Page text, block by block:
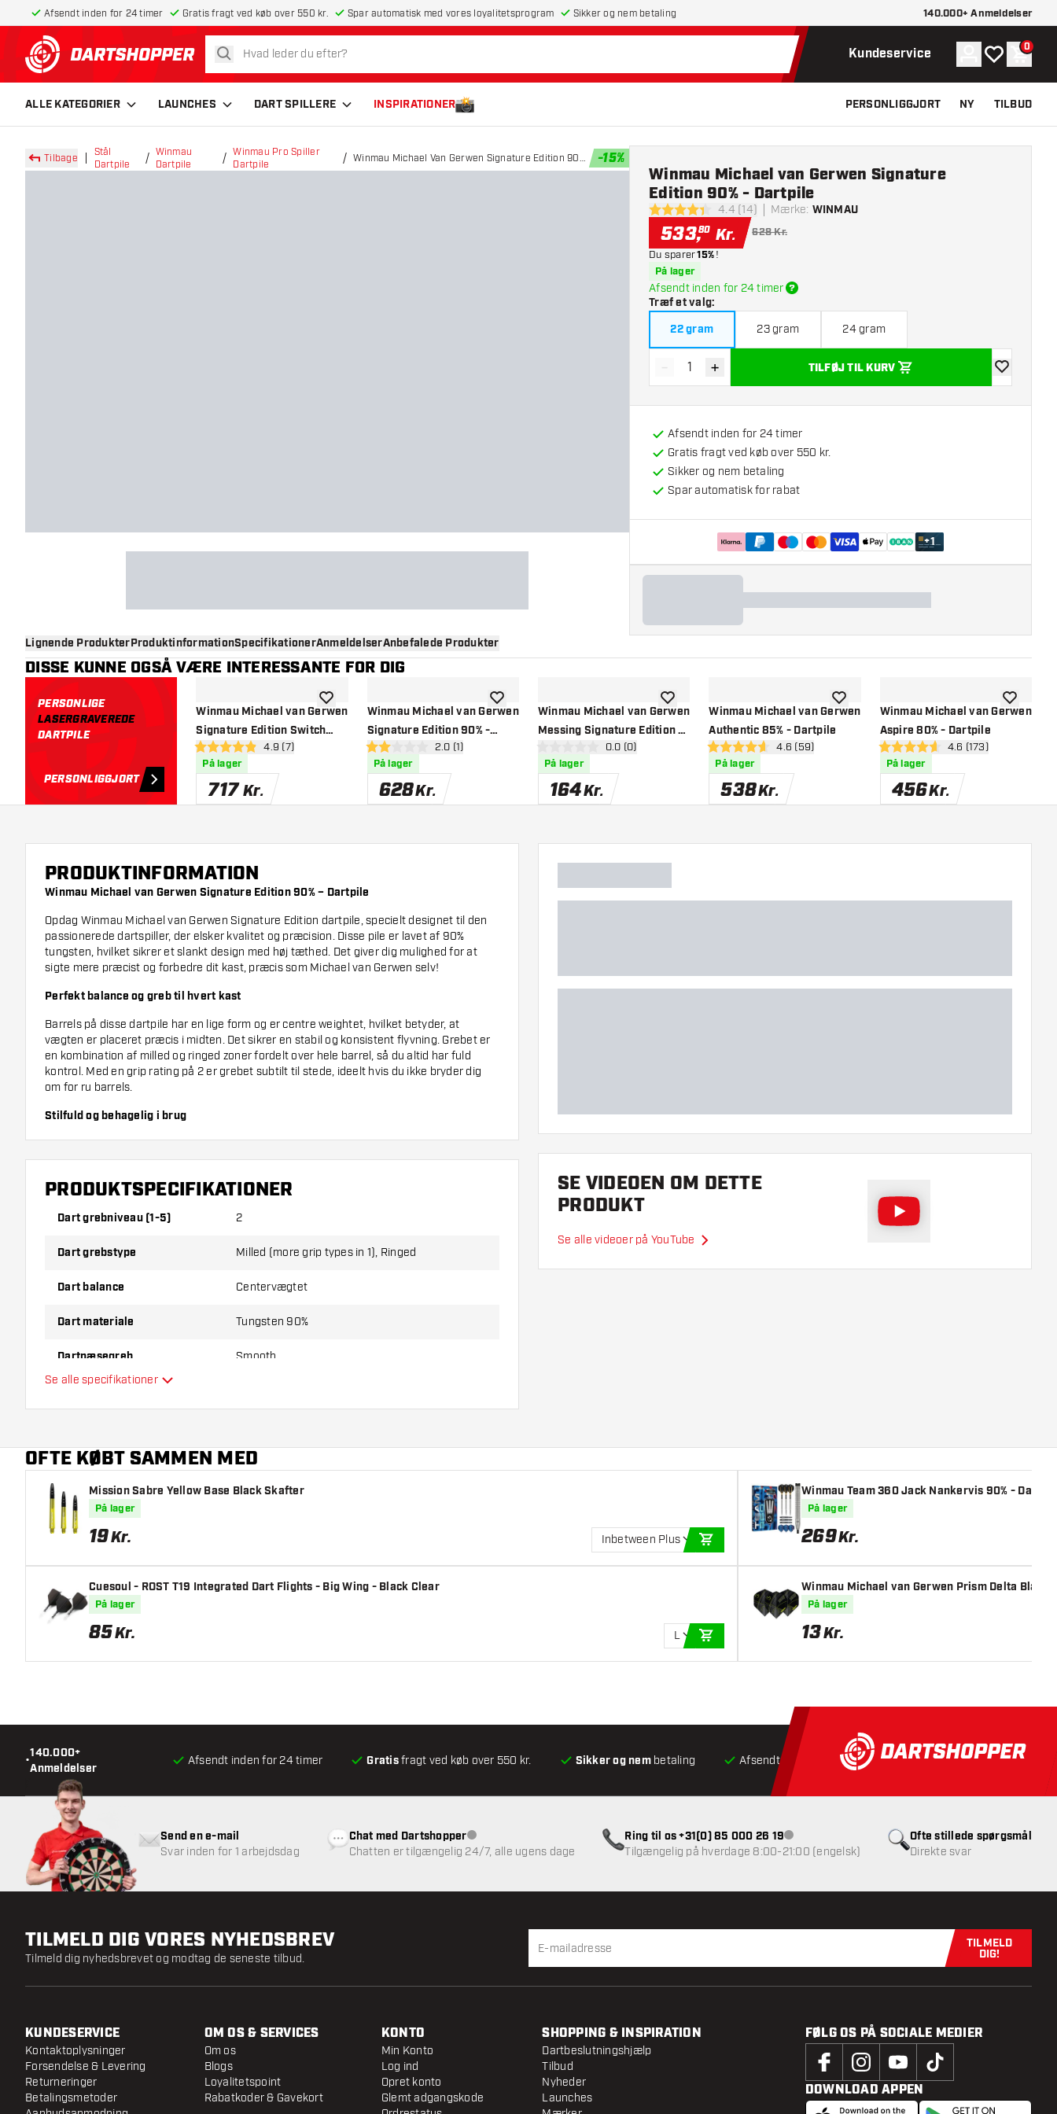
Afsendt inden for 24 timer Gratis fragt ved køb over 550 kr. Spar automatisk med vores loyalitetsprogram Sikker og nem betaling 140.000+ Anmeldelser
tilbage til forsiden
søg Kundeservice Konto
Min 0
ALLE KATEGORIER LAUNCHES DART SPILLERE INSPIRATIONER PERSONLIGGJORT NY TILBUD
Tilbage
Stål
Dartpile
Winmau
Dartpile
Winmau Pro Spiller
Dartpile
Winmau Michael Van Gerwen Signature Edition 90%
- Dartpile
-15%
4.4 bedømmelsesstjerner
4.4 (14) Mærke: WINMAU
Winmau Michael van Gerwen Signature
Edition 90% - Dartpile
533,80 Kr. 628 Kr.
Du sparer15%!
På lager
Afsendt inden for 24 timer
Træf et valg:
22 gram
23 gram 24 gram
Reducér antal
- Øg antal
+ TILFØJ TIL KURV
tilføje til
Afsendt inden for 24 timer
Gratis fragt ved køb over 550 kr.
Sikker og nem betaling
Spar automatisk for rabat
+1
Lignende ProdukterProduktinformationSpecifikationerAnmeldelserAnbefalede Produkter
DISSE KUNNE OGSÅ VÆRE INTERESSANTE FOR DIG
PERSONLIGE
LASERGRAVEREDE
DARTPILE
PERSONLIGGJORT
Winmau Michael van Gerwen
Signature Edition Switch
Point 90% - Dartpileåbn anmeldelsespanel
4.9 bedømmelsesstjerner
4.9 (7)
På lager
717 Kr.
tilføje til ønskelisteWinmau Michael van Gerwen
Signature Edition 90% -
Softtip Dartpileåbn anmeldelsespanel
2 bedømmelsesstjerner
2.0 (1)
På lager
628Kr.
tilføje til ønskelisteWinmau Michael van Gerwen
Messing Signature Edition -
Dartpile
åbn anmeldelsespanel
0 bedømmelsesstjerner
0.0 (0)
På lager
164Kr.
tilføje til ønskelisteWinmau Michael van Gerwen
Authentic 85% - Dartpile
åbn anmeldelsespanel
4.6 bedømmelsesstjerner
4.6 (59)
På lager
538Kr.
tilføje til ønskelisteWinmau Michael van Gerwen
Aspire 80% - Dartpile
åbn
4.6 bedømmelsesstjerner
4.6 (173)
På lager
456Kr.
tilføje til
PRODUKTINFORMATION
Winmau Michael van Gerwen Signature Edition 90% – Dartpile
Opdag Winmau Michael van Gerwen Signature Edition dartpile, specielt designet til den
passionerede dartspiller, der elsker kvalitet og præcision. Disse pile er lavet af 90%
tungsten, hvilket sikrer et slankt design med høj tæthed. Det giver dig mulighed for at
sigte mere præcist og forbedre dit kast, præcis som Michael van Gerwen selv!
Perfekt balance og greb til hvert kast
Barrels på disse dartpile har en lige form og er centre weightet, hvilket betyder, at
vægten er placeret præcis i midten. Det sikrer en stabil og konsistent flyvning. Grebet er
en kombination af milled og ringed zoner fordelt over hele barrel, så du altid har fuld
kontrol. Med en grip rating på 2 er grebet subtilt til stede, ideelt hvis du ikke bryder dig
om for ru barrels.
Stilfuld og behagelig i brug
Barrels er udført i en flot grå-sølv farve og har en rund næse med en glat overflade. Det
gør det nemt at lade pilene glide glat ud af hånden uden hak. Grebszonen løber over hele
dartpile giver dig den perfekte kombination af stil, komfort og ydeevne for at løfte dit spil
PRODUKTSPECIFIKATIONER
Dart grebniveau (1-5) 2
Dart grebstype Milled (more grip types in 1), Ringed
Dart balance Centervægtet
Dart materiale Tungsten 90%
Dartnæsegreb Smooth
Dartnæseform
Dart grebzone
Dart form
Dart vægt
Dart diameter (MM)
Dart længde (MM)
Se alle specifikationer
SE VIDEOEN OM DETTE
PRODUKT
Se alle videoer på YouTube
OFTE KØBT SAMMEN MED
Mission Sabre Yellow Base Black Skafter
På lager
19Kr. Inbetween Plus
Cuesoul - ROST T19 Integrated Dart Flights - Big Wing - Black Clear
På lager
85Kr. L
Winmau Team 360 Jack Nankervis 90% -
På lager
269Kr.
Winmau Michael van Gerwen Prism Delta Black
På lager
13Kr.
•
140.000+
Anmeldelser
Afsendt inden for 24 timer Gratisfragt ved køb over 550 kr. Sikker og nembetaling Afsendt inden for 24 timer Gratisfragt ved køb over
Ofte stillede spørgsmål
Direkte svar
Send en e-mail
Svar inden for 1 arbejdsdag
Chat med DartshopperKundeservice ikke tilgængelig
Chatten er tilgængelig 24/7, alle ugens dage
Ring til os +31(0) 85 000 26 19Kundeservice ikke tilgængelig
Tilgængelig på hverdage 8:00-21:00 (engelsk)
TILMELD DIG VORES NYHEDSBREV
Tilmeld dig nyhedsbrevet og modtag de seneste tilbud.
Tilmeld dig
TILMELD
DIG!
KUNDESERVICE
Kontaktoplysninger
Forsendelse & Levering
Returneringer
Betalingsmetoder
OM OS & SERVICES
Om os
Blogs
Loyalitetspoint
Rabatkoder & Gavekort
KONTO
Min Konto
Log ind
Opret konto
Glemt adgangskode
SHOPPING & INSPIRATION
Dartbeslutningshjælp
Tilbud
Nyheder
Launches
FØLG OS PÅ SOCIALE MEDIER
DOWNLOAD APPEN